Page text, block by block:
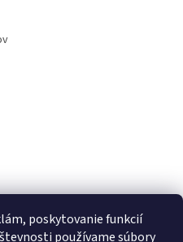
poskytovanie funkcií
používame súbory